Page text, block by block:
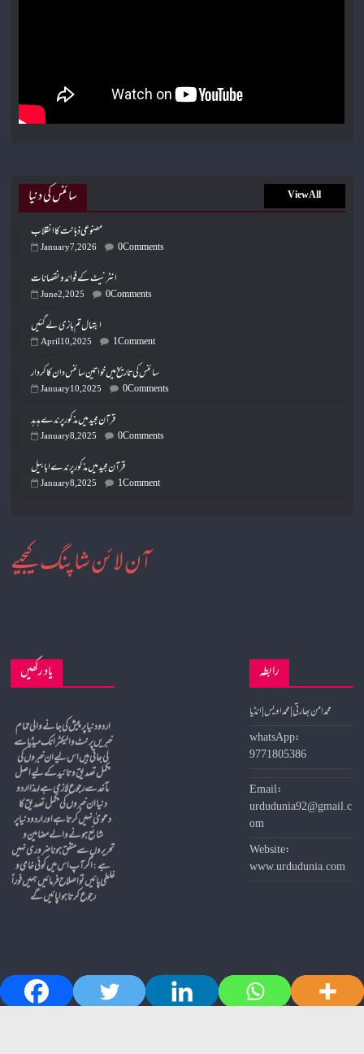
سائنس کی دنیا View All
مصنوعی ذہانت کا انقلاب
January 7, 2026 0 Comments
انٹرنیٹ کے فوائد و نقصانات
June 2, 2025 0 Comments
ابتہال تم بازی لے گئیں
April 10, 2025 1 Comment
سائنس کی تاریخ میں خواتین سائنس دان کا کردار
January 10, 2025 0 Comments
قرآن مجید میں مذکور پرندے ہدہد
January 8, 2025 0 Comments
قرآن مجید میں مذکور پرندے ابابیل
January 8, 2025 1 Comment
آن لائن شاپنگ کیجیے
یاد رکھیں
خبریں پرنٹ و الیکٹرانک میڈیا سے
لی جاتی ہیں اس لیے ان خبروں کی
مکمل تصدیق و تائید کے لیے اصل
مآخد سے رجوع لازمی ہے لہذا اردو
دنیا ان خبروں کی مکمل تصدیق کا
دعویٰ نہیں کرتا ہے اور اردو دنیا پر
شائع ہونے والے مضامین و
تحریروں سے متفق ہونا ضروری نہیں
ہے:اگر آپ اس میں کوئی خامی و
غلطی پائیں تو اصلاح فرمائیں ہمیں فوراً
رجوع کرتا ہوا پائیں گے
رابطہ
محمد امن بھارتی | محمد اویس | انڈیا
whatsApp:
9771805386
Email:
urdudunia92@gmail.c
om
Website:
www.urdudunia.com
Terms And Conditions Privacy Policy